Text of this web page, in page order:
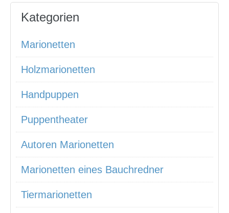
Kategorien
Marionetten
Holzmarionetten
Handpuppen
Puppentheater
Autoren Marionetten
Marionetten eines Bauchredner
Tiermarionetten